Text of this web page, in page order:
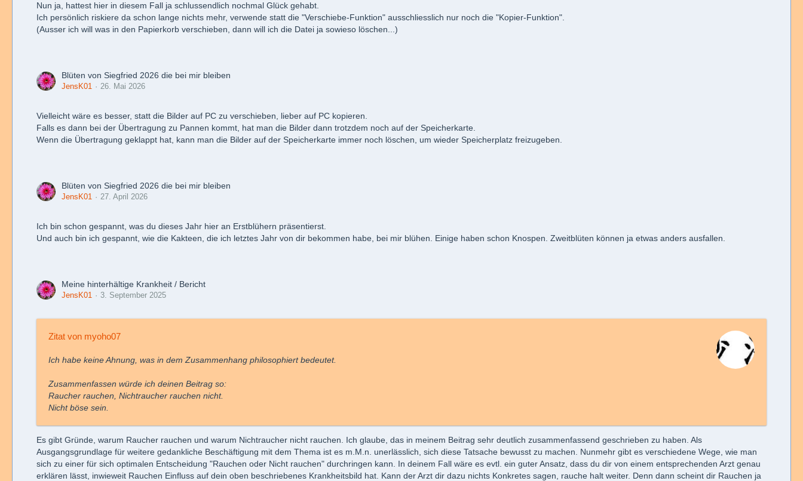
Nun ja, hattest hier in diesem Fall ja schlussendlich nochmal Glück gehabt.
Ich persönlich riskiere da schon lange nichts mehr, verwende statt die "Verschiebe-Funktion" ausschliesslich nur noch die "Kopier-Funktion".
(Ausser ich will was in den Papierkorb verschieben, dann will ich die Datei ja sowieso löschen...)
Blüten von Siegfried 2026 die bei mir bleiben
JensK01 26. Mai 2026
Vielleicht wäre es besser, statt die Bilder auf PC zu verschieben, lieber auf PC kopieren.
Falls es dann bei der Übertragung zu Pannen kommt, hat man die Bilder dann trotzdem noch auf der Speicherkarte.
Wenn die Übertragung geklappt hat, kann man die Bilder auf der Speicherkarte immer noch löschen, um wieder Speicherplatz freizugeben.
Blüten von Siegfried 2026 die bei mir bleiben
JensK01 27. April 2026
Ich bin schon gespannt, was du dieses Jahr hier an Erstblühern präsentierst.
Und auch bin ich gespannt, wie die Kakteen, die ich letztes Jahr von dir bekommen habe, bei mir blühen. Einige haben schon Knospen. Zweitblüten können ja etwas anders ausfallen.
Meine hinterhältige Krankheit / Bericht
JensK01 3. September 2025
Zitat von myoho07
Ich habe keine Ahnung, was in dem Zusammenhang philosophiert bedeutet.
Zusammenfassen würde ich deinen Beitrag so:
Raucher rauchen, Nichtraucher rauchen nicht.
Nicht böse sein.
Es gibt Gründe, warum Raucher rauchen und warum Nichtraucher nicht rauchen. Ich glaube, das in meinem Beitrag sehr deutlich zusammenfassend geschrieben zu haben. Als
Ausgangsgrundlage für weitere gedankliche Beschäftigung mit dem Thema ist es m.M.n. unerlässlich, sich diese Tatsache bewusst zu machen. Nunmehr gibt es verschiedene Wege, wie man
sich zu einer für sich optimalen Entscheidung "Rauchen oder Nicht rauchen" durchringen kann. In deinem Fall wäre es evtl. ein guter Ansatz, dass du dir von einem entsprechenden Arzt genau
erklären lässt, inwieweit Rauchen Einfluss auf dein oben beschriebenes Krankheitsbild hat. Kann der Arzt dir dazu nichts Konkretes sagen, rauche halt weiter. Denn dann scheint dir Rauchen ja